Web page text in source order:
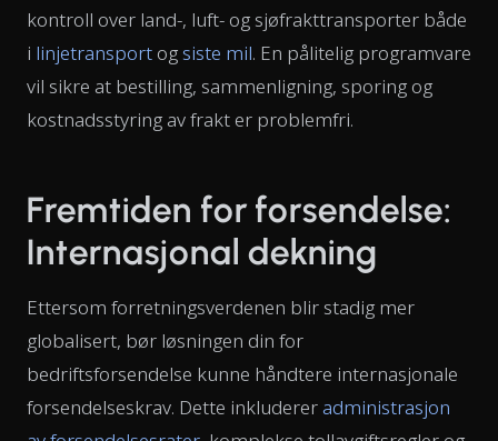
kontroll over land-, luft- og sjøfrakttransporter både
i linjetransport og siste mil. En pålitelig programvare
vil sikre at bestilling, sammenligning, sporing og
kostnadsstyring av frakt er problemfri.
Fremtiden for forsendelse:
Internasjonal dekning
Ettersom forretningsverdenen blir stadig mer
globalisert, bør løsningen din for
bedriftsforsendelse kunne håndtere internasjonale
forsendelseskrav. Dette inkludereradministrasjon